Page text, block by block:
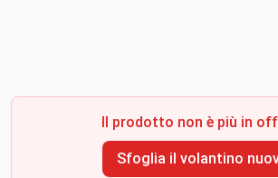
Il prodotto non è più in
Sfoglia il volantino